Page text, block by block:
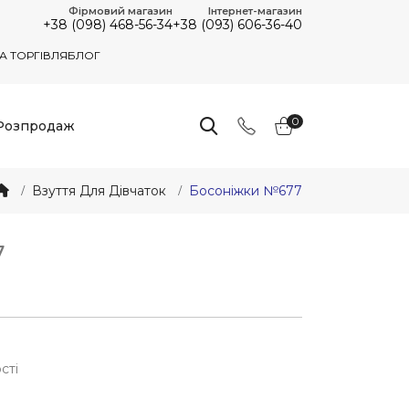
ТОРГІВЛЯБЛОГ
Фірмовий магазин
+38 (098) 468-56-34
Інтернет-магазин
+38 (093) 606-36-40
0
Взуття Для Дівчаток Босоніжки №677